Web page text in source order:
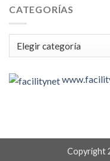
CATEGORÍAS
Categorías
Copyright